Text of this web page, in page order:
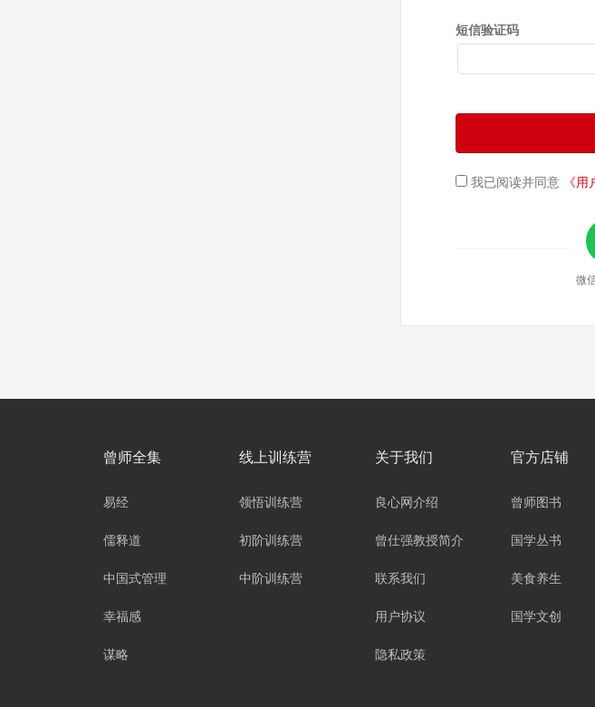
短信验证码
我已阅读并同意 《
微
曾师全集
易经
儒释道
中国式管理
幸福感
谋略
线上训练营
领悟训练营
初阶训练营
中阶训练营
关于我们
良心网介绍
曾仕强教授简介
联系我们
用户协议
隐私政策
官方店铺
曾师图书
国学丛书
美食养生
国学文创